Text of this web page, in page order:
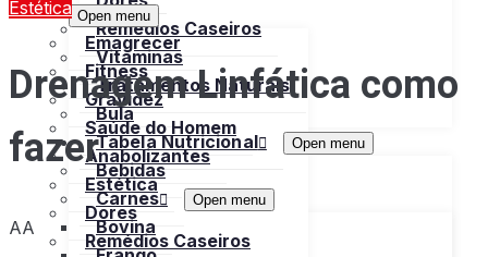
Remédios Caseiros
Vitaminas
Tratamentos Naturais
Bula
Tabela Nutricional
Open menu
Bebidas
Carnes
Open menu
Bovina
Open menu
Emagrecer
Fitness
Gravidez
Saúde do Homem
Anabolizantes
Estética
Dores
Remédios Caseiros
Estética
Drenagem Linfática como
fazer
AA